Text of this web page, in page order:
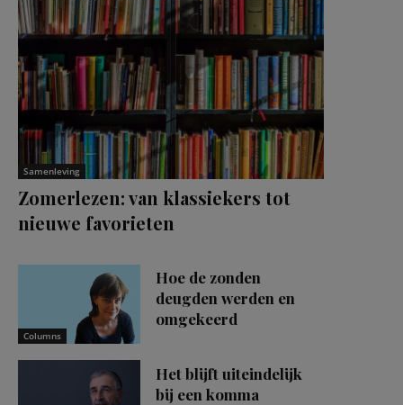
Samenleving
Zomerlezen: van klassiekers tot
nieuwe favorieten
Columns
Hoe de zonden
deugden werden en
omgekeerd
Het blijft uiteindelijk
bij een komma